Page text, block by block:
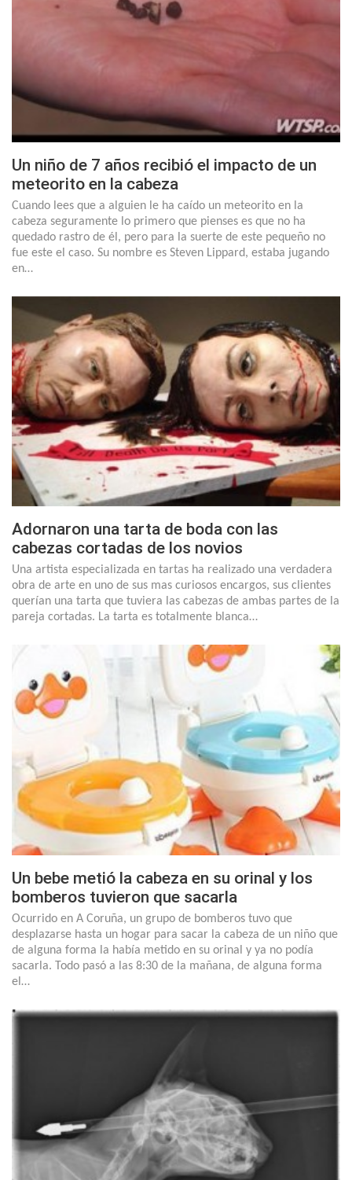
Un niño de 7 años recibió el impacto de un
meteorito en la cabeza
Cuando lees que a alguien le ha caído un meteorito en la
cabeza seguramente lo primero que pienses es que no ha
quedado rastro de él, pero para la suerte de este pequeño no
fue este el caso. Su nombre es Steven Lippard, estaba jugando
en…
Adornaron una tarta de boda con las
cabezas cortadas de los novios
Una artista especializada en tartas ha realizado una verdadera
obra de arte en uno de sus mas curiosos encargos, sus clientes
querían una tarta que tuviera las cabezas de ambas partes de la
pareja cortadas. La tarta es totalmente blanca…
Un bebe metió la cabeza en su orinal y los
bomberos tuvieron que sacarla
Ocurrido en A Coruña, un grupo de bomberos tuvo que
desplazarse hasta un hogar para sacar la cabeza de un niño que
de alguna forma la había metido en su orinal y ya no podía
sacarla. Todo pasó a las 8:30 de la mañana, de alguna forma
el…